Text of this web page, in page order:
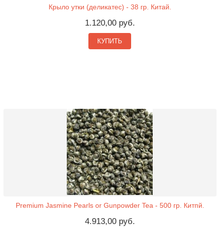
Крыло утки (деликатес) - 38 гр. Китай.
1.120,00 руб.
КУПИТЬ
Premium Jasmine Pearls or Gunpowder Tea - 500 гр. Китпй.
4.913,00 руб.